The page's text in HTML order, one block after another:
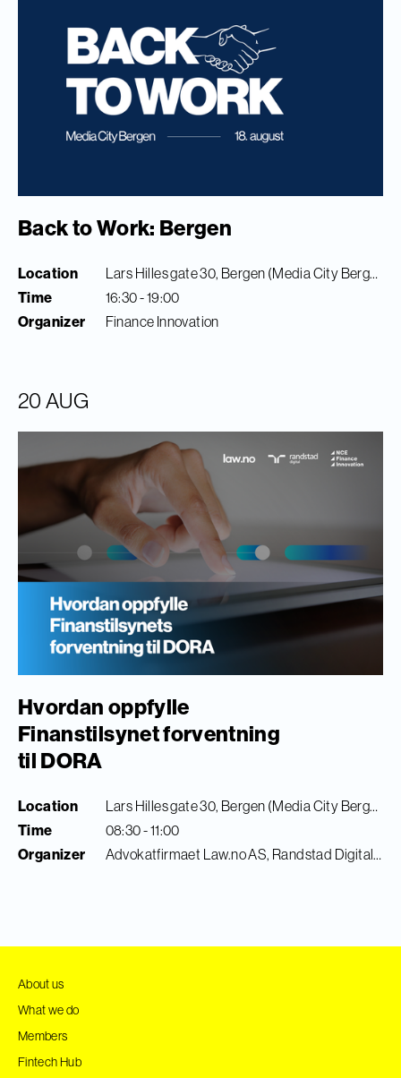
Back to Work: Bergen
Location
Time
Organizer
Lars Hilles gate 30, Bergen (Media City Bergen)
16:30 - 19:00
Finance Innovation
20 AUG
Hvordan oppfylle
Finanstilsynet forventning
til DORA
Location
Time
Organizer
Lars Hilles gate 30, Bergen (Media City Bergen)
08:30 - 11:00
Advokatfirmaet Law.no AS, Randstad Digital & Finance Innovation
About us
What we do
Members
Fintech Hub